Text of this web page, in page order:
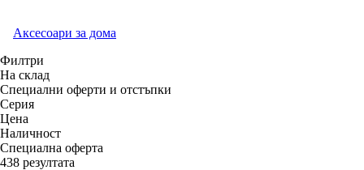
Аксесоари за дома
Филтри
На склад
Специални оферти и отстъпки
Серия
Цена
Наличност
Специална оферта
438 резултата